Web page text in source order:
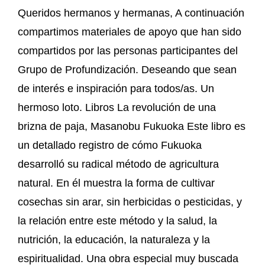
Queridos hermanos y hermanas, A continuación
compartimos materiales de apoyo que han sido
compartidos por las personas participantes del
Grupo de Profundización. Deseando que sean
de interés e inspiración para todos/as. Un
hermoso loto. Libros La revolución de una
brizna de paja, Masanobu Fukuoka Este libro es
un detallado registro de cómo Fukuoka
desarrolló su radical método de agricultura
natural. En él muestra la forma de cultivar
cosechas sin arar, sin herbicidas o pesticidas, y
la relación entre este método y la salud, la
nutrición, la educación, la naturaleza y la
espiritualidad. Una obra especial muy buscada